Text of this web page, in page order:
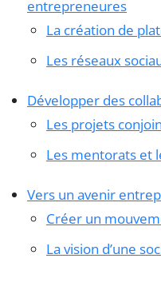
entrepreneures
La création de
Les réseaux
Développer des
Les projets
Les mentorats et
Vers un avenir
Créer un
La vision d’une